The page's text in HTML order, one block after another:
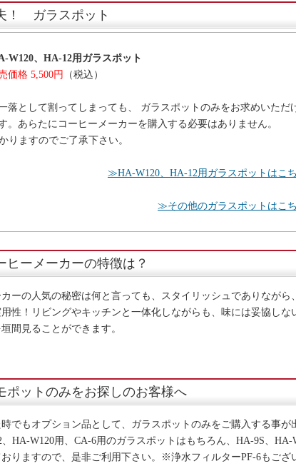
！ ガラスポット
W120、HA-12用ガラスポット
価格 5,500円
（税込）
落として割ってしまっても、 ガラスポットのみをお求めいただ
。あらたにコーヒーメーカーを購入する必要はありません。
ますのでご了承下さい。
≫HA-W120、HA-12用ガラスポットはこ
≫その他のガラスポットはこ
ーメーカーの特徴は？
ーの人気の秘密は何と言っても、スタイリッシュでありながら
性！リビングやキッチンと一体化しながらも、味には妥協しな
間見ることができます。
ットのみをお探しのお客様へ
でもオプション品として、ガラスポットのみをご購入する事が
HA-W120用、CA-6用のガラスポットはもちろん、HA-9S、HA-
りますので、是非ご利用下さい。※浄水フィルターPF-6もござ